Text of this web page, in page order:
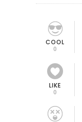
COOL
0
LIKE
0